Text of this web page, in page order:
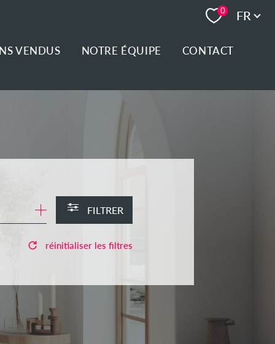
0 FR
VENDUS NOTRE ÉQUIPE CONTACT
FILTRER
réinitialiser les filtres